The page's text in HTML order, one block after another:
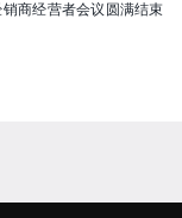
商经营者会议圆满结束